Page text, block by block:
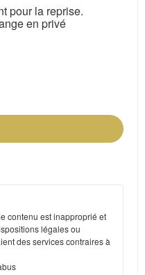
pour la reprise.
en privé
contenu est inapproprié et
légales ou
des services contraires à